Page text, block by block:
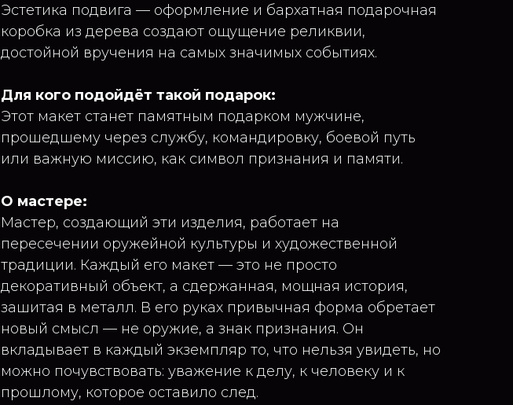
Эстетика подвига — оформление и бархатная подарочная
коробка из дерева создают ощущение реликвии,
достойной вручения на самых значимых событиях.
Для кого подойдёт такой подарок:
Этот макет станет памятным подарком мужчине,
прошедшему через службу, командировку, боевой путь
или важную миссию, как символ признания и памяти.
О мастере:
Мастер, создающий эти изделия, работает на
пересечении оружейной культуры и художественной
традиции. Каждый его макет — это не просто
декоративный объект, а сдержанная, мощная история,
зашитая в металл. В его руках привычная форма обретает
новый смысл — не оружие, а знак признания. Он
вкладывает в каждый экземпляр то, что нельзя увидеть, но
можно почувствовать: уважение к делу, к человеку и к
прошлому, которое оставило след.